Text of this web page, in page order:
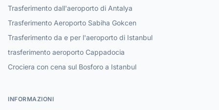
Trasferimento dall'aeroporto di Antalya
Trasferimento Aeroporto Sabiha Gokcen
Trasferimento da e per l'aeroporto di Istanbul
trasferimento aeroporto Cappadocia
Crociera con cena sul Bosforo a Istanbul
INFORMAZIONI